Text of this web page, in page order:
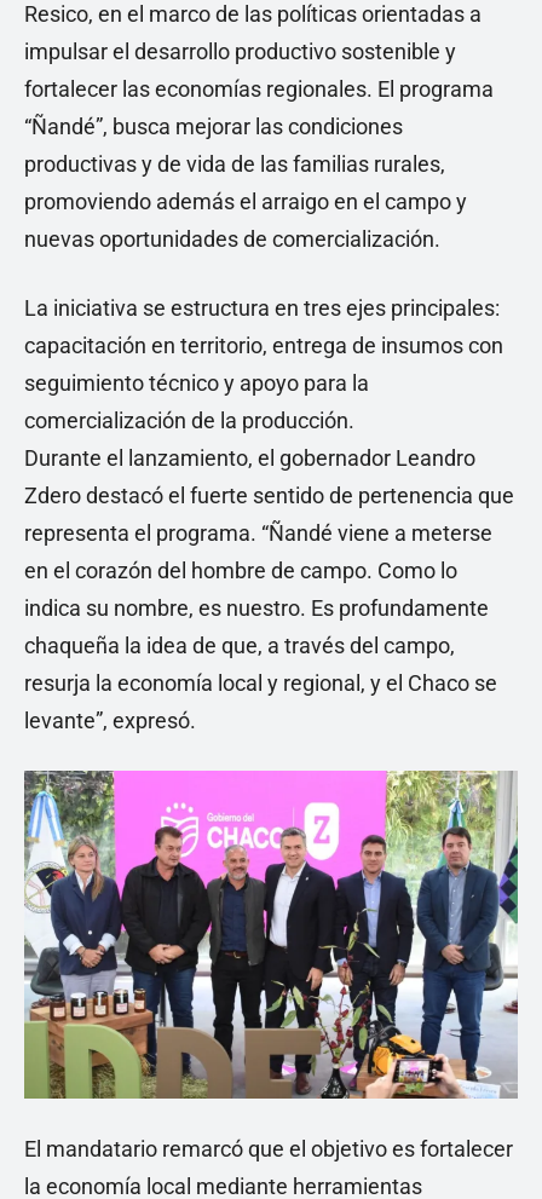
Resico, en el marco de las políticas orientadas a
impulsar el desarrollo productivo sostenible y
fortalecer las economías regionales. El programa
“Ñandé”, busca mejorar las condiciones
productivas y de vida de las familias rurales,
promoviendo además el arraigo en el campo y
nuevas oportunidades de comercialización.
La iniciativa se estructura en tres ejes principales:
capacitación en territorio, entrega de insumos con
seguimiento técnico y apoyo para la
comercialización de la producción.
Durante el lanzamiento, el gobernador Leandro
Zdero destacó el fuerte sentido de pertenencia que
representa el programa. “Ñandé viene a meterse
en el corazón del hombre de campo. Como lo
indica su nombre, es nuestro. Es profundamente
chaqueña la idea de que, a través del campo,
resurja la economía local y regional, y el Chaco se
levante”, expresó.
El mandatario remarcó que el objetivo es fortalecer
la economía local mediante herramientas